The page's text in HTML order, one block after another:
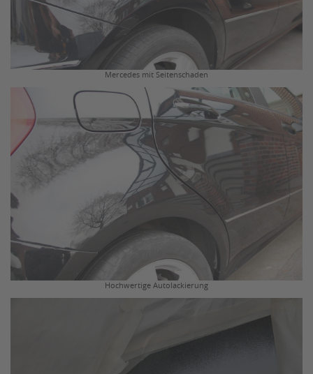
Mercedes mit Seitenschaden
Hochwertige Autolackierung